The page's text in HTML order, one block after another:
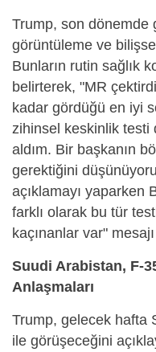
Trump, son dönemde
görüntüleme ve
Bunların rutin sağlık
belirterek, "MR
kadar gördüğü en iyi
zihinsel keskinlik testi
aldım. Bir başkanın
gerektiğini
açıklamayı yaparken
farklı olarak bu tür
kaçınanlar var"
Suudi Arabistan, F-
Anlaşmaları
Trump, gelecek hafta
ile görüşeceğini